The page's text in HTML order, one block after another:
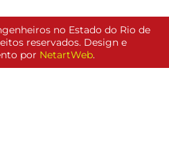
no Estado do Rio de
reservados. Design e
por NetartWeb.